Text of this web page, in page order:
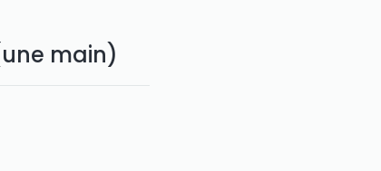
main)